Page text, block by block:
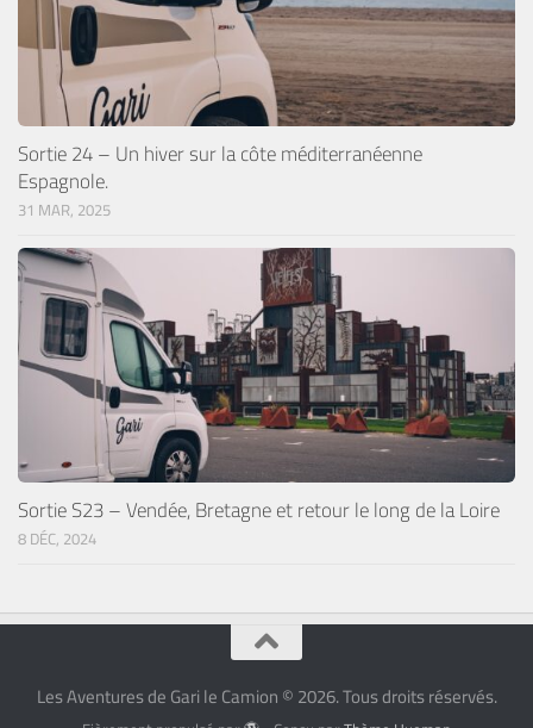
Sortie 24 – Un hiver sur la côte méditerranéenne
Espagnole.
31 MAR, 2025
Sortie S23 – Vendée, Bretagne et retour le long de la Loire
8 DÉC, 2024
Les Aventures de Gari le Camion © 2026. Tous droits réservés.